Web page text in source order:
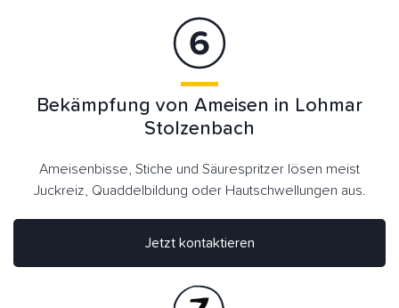
Jetzt kontaktieren
Bekämpfung von Ameisen in Lohmar
Stolzenbach
Ameisenbisse, Stiche und Säurespritzer lösen meist
Juckreiz, Quaddelbildung oder Hautschwellungen aus.